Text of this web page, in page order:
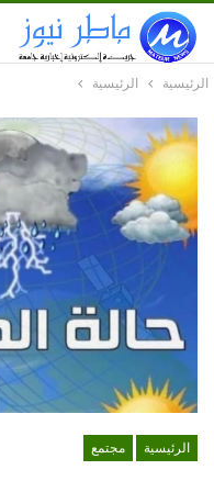
الرئيسية الرئيسية
الرئيسية مجتمع